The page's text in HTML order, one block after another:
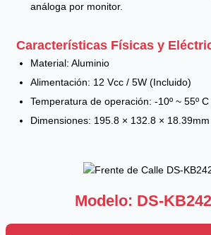
análoga por monitor.
Características Físicas y
Material: Aluminio
Alimentación: 12 Vcc / 5W (Incluido)
Temperatura de operación: -10º ~ 55º C
Dimensiones: 195.8 × 132.8 × 18.39mm
Modelo: DS-